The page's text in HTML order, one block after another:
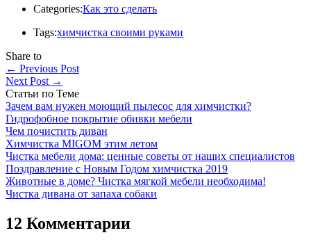
Categories:Как это сделать
Tags:химчистка своими руками
Share to
← Previous Post
Next Post →
Статьи по Теме
Зачем вам нужен моющий пылесос для химчистки?
Гидрофобное покрытие обивки мебели
Чем почистить диван
Химчистка MIGOM этим летом
Чистка мебели дома: ценные советы от наших специалистов
Поздравление с Новым Годом химчистка 2019
Животные в доме? Чистка мягкой мебели необходима!
Чистка дивана от запаха собаки
12 Комментарии